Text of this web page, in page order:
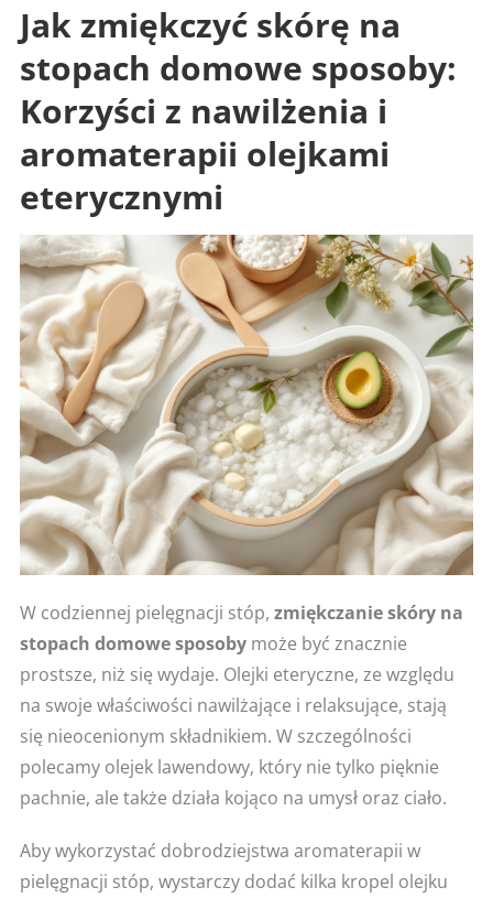
Jak zmiękczyć skórę na
stopach domowe sposoby:
Korzyści z nawilżenia i
aromaterapii olejkami
eterycznymi
W codziennej pielęgnacji stóp, zmiękczanie skóry na
stopach domowe sposobymoże być znacznie
prostsze, niż się wydaje. Olejki eteryczne, ze względu
na swoje właściwości nawilżające i relaksujące, stają
się nieocenionym składnikiem. W szczególności
polecamy olejek lawendowy, który nie tylko pięknie
pachnie, ale także działa kojąco na umysł oraz ciało.
Aby wykorzystać dobrodziejstwa aromaterapii w
pielęgnacji stóp, wystarczy dodać kilka kropel olejku